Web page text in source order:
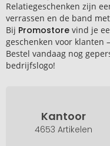
Relatiegeschenken zijn
verrassen en de band
Bij Promostore vind je
geschenken voor klanten
Bestel vandaag nog
bedrijfslogo!
Kantoor
4653 Artikelen